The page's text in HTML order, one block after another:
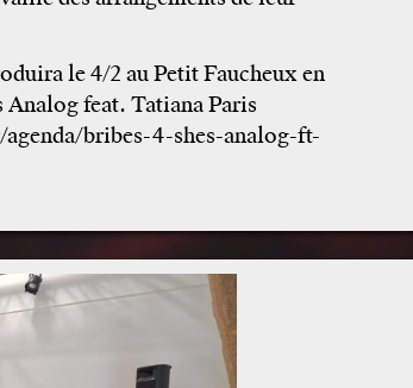
le 4/2 au Petit Faucheux en
Analog feat. Tatiana Paris
bribes-4-shes-analog-ft-